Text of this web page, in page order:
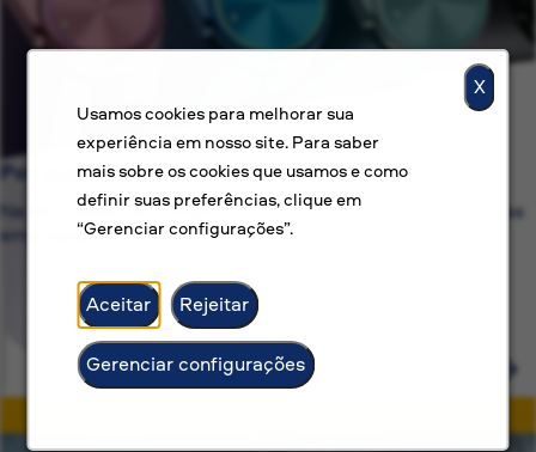
X
Usamos cookies para melhorar sua
experiência em nosso site. Para saber
mais sobre os cookies que usamos e como
definir suas preferências, clique em
“Gerenciar configurações”.
Aceitar Rejeitar
Gerenciar configurações
Por que a BAT?
Na BAT, estamos comprometidos com mais do que apenas
empregos — oferecemos carreiras com propósito.